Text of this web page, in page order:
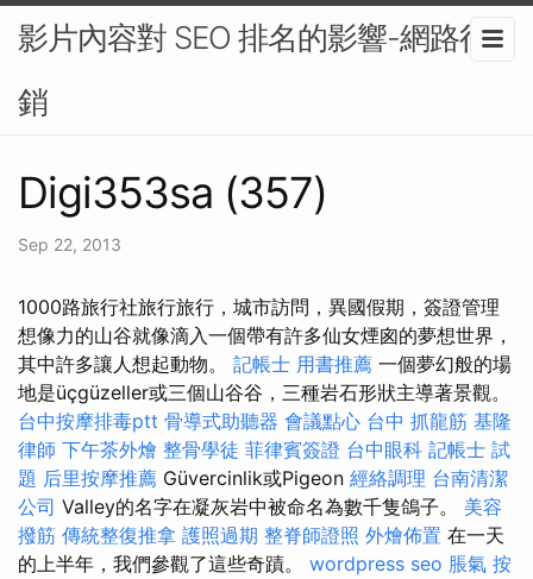
影片內容對 SEO 排名的影響-網路行
銷
Digi353sa (357)
Sep 22, 2013
1000路旅行社旅行旅行，城市訪問，異國假期，簽證管理
想像力的山谷就像滴入一個帶有許多仙女煙囪的夢想世界，
其中許多讓人想起動物。 記帳士 用書推薦 一個夢幻般的場
地是üçgüzeller或三個山谷谷，三種岩石形狀主導著景觀。
台中按摩排毒ptt 骨導式助聽器 會議點心 台中 抓龍筋 基隆
律師 下午茶外燴 整骨學徒 菲律賓簽證 台中眼科 記帳士 試
題 后里按摩推薦 Güvercinlik或Pigeon 經絡調理 台南清潔
公司 Valley的名字在凝灰岩中被命名為數千隻鴿子。 美容
撥筋 傳統整復推拿 護照過期 整脊師證照 外燴佈置 在一天
的上半年，我們參觀了這些奇蹟。 wordpress seo 脹氣 按